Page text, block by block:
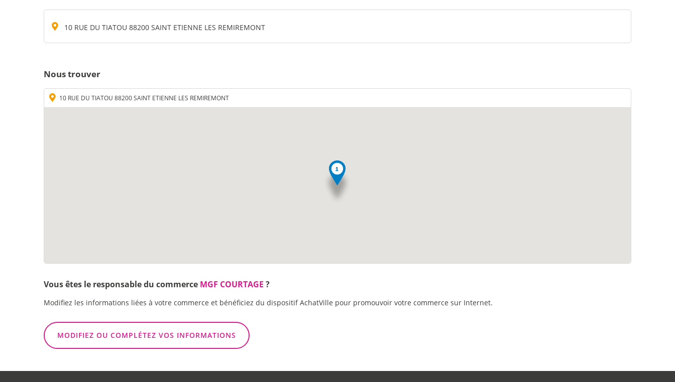
10 RUE DU TIATOU 88200 SAINT ETIENNE LES REMIREMONT
Nous trouver
10 RUE DU TIATOU 88200 SAINT ETIENNE LES REMIREMONT
Vous êtes le responsable du commerce MGF COURTAGE ?
Modifiez les informations liées à votre commerce et bénéficiez du dispositif AchatVille pour promouvoir votre commerce sur Internet.
MODIFIEZ OU COMPLÉTEZ VOS INFORMATIONS